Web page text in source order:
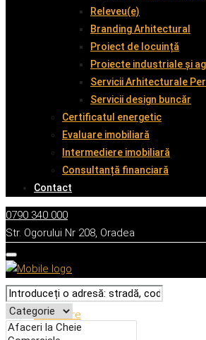
Releveu(e)
Branding Arhitectural
Proiect de locuință
Proiecte industriale și
Servicii Arhitecturale
Servicii design buncăr
Certificatul energetic
Evaluare imobiliară
Intermediere imobiliară
Consultanță financiară
Contact
0790 340 000
Str. Ogorului Nr 208, Oradea
Descriere
Caracteristici